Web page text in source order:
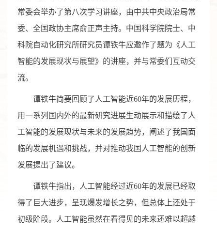
常委会举办了第八次学习讲座，由中共中央政治局常
委、全国政协主席俞正声主持。中国科学院院士、中
科院自动化研究所研究员谭铁牛应邀作了题为《人工
智能的发展现状与展望》的讲座，并与常委们互动交
流。
谭铁牛简要回顾了人工智能近60年的发展历程，
用一系列国内外的最新研究进展生动展示和描绘了人
工智能的发展现状与未来的发展趋势，阐述了我国面
临的发展机遇和挑战，并对推动我国人工智能的创新
发展提出了建议。
谭铁牛指出，人工智能经过近60年的发展已经取
得了巨大进步，呈现爆发增长之势，但总体上还处于
初级阶段。人工智能虽然在看得见的未来还难以超越